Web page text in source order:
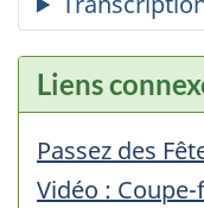
Liens
Passez des
Vidéo :